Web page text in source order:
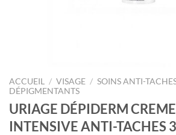
ACCUEIL / VISAGE / SOINS ANTI-
DÉPIGMENTANTS
URIAGE DÉPIDERM
INTENSIVE ANTI-TACHES